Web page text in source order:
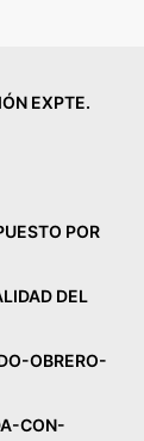
EXPTE.
POR
DEL
OBRERO-
CON-